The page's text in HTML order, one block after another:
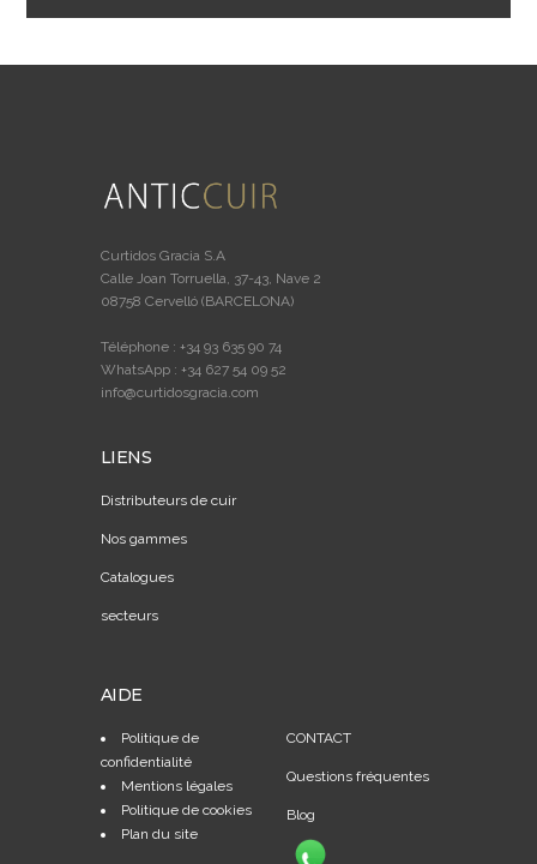
Curtidos Gracia S.A
Calle Joan Torruella, 37-43, Nave 2
08758 Cervelló (BARCELONA)
Téléphone : +34 93 635 90 74
WhatsApp : +34 627 54 09 52
info@curtidosgracia.com
LIENS
Distributeurs de cuir
Nos gammes
Catalogues
secteurs
AIDE
Politique de
confidentialité
Mentions légales
Politique de cookies
Plan du site
CONTACT
Questions fréquentes
Blog